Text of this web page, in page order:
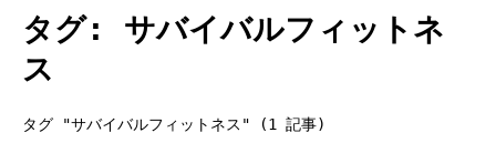
タグ: サバイバルフィットネ
ス
タグ "サバイバルフィットネス" (1 記事)